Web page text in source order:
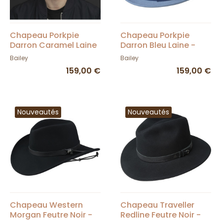
Chapeau Porkpie
Darron Caramel Laine
- Bailey
Bailey
159,00 €
Chapeau Porkpie
Darron Bleu Laine -
Bailey
Bailey
159,00 €
Nouveautés
Chapeau Western
Morgan Feutre Noir -
Nouveautés
Chapeau Traveller
Redline Feutre Noir -